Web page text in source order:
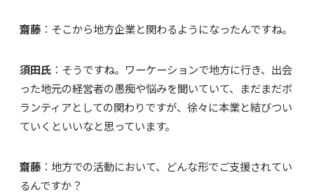
齋藤 ：そこから地方企業と関わるようになったんですね。
須田氏 ：そうですね。ワーケーションで地方に行き、出会
った地元の経営者の愚痴や悩みを聞いていて、まだまだボ
ランティアとしての関わりですが、徐々に本業と結びつい
ていくといいなと思っています。
齋藤 ：地方での活動において、どんな形でご支援されてい
るんですか？